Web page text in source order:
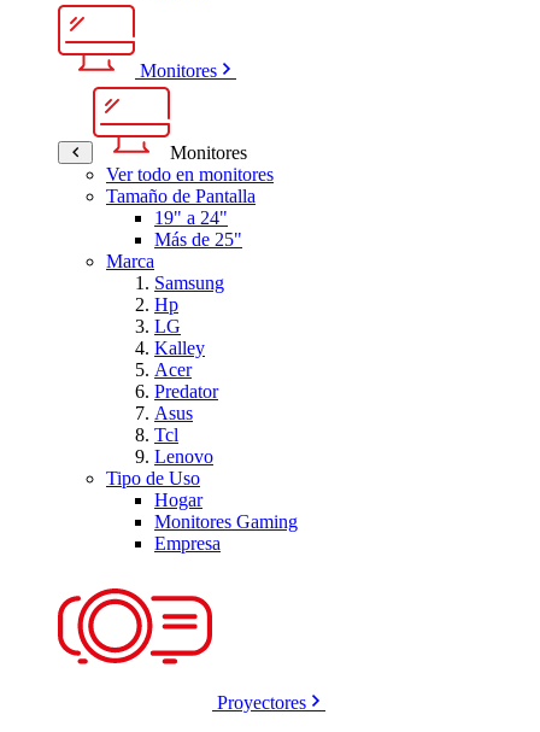
Monitores
Monitores
Ver todo en monitores
Tamaño de Pantalla
19" a 24"
Más de 25"
Marca
Samsung
Hp
LG
Kalley
Acer
Predator
Asus
Tcl
Lenovo
Tipo de Uso
Hogar
Monitores Gaming
Empresa
Proyectores